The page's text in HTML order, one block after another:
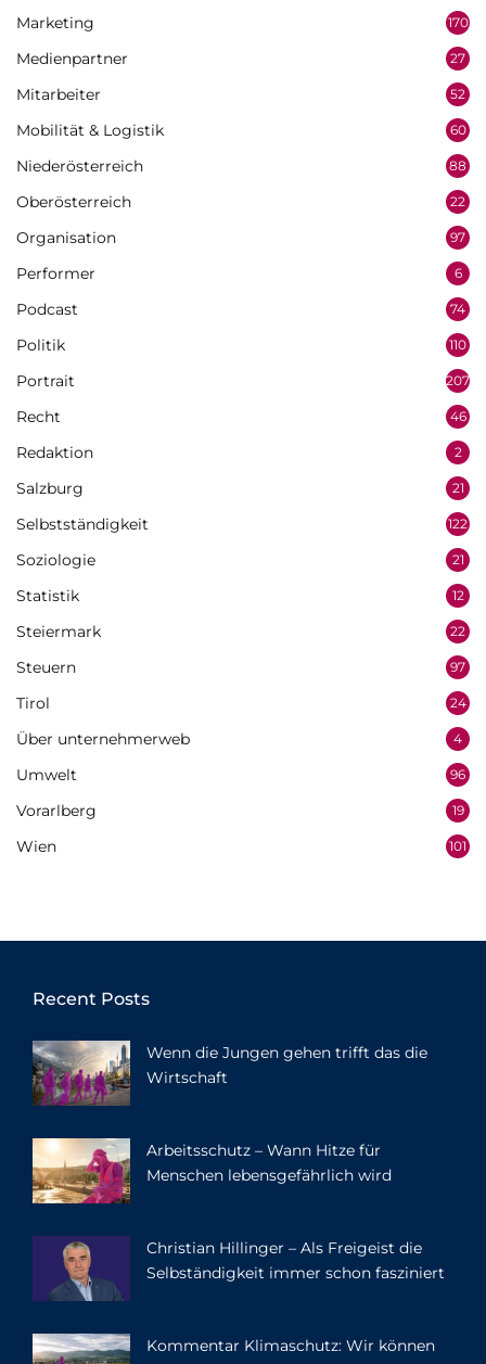
Marketing 170
Medienpartner 27
Mitarbeiter 52
Mobilität & Logistik 60
Niederösterreich 88
Oberösterreich 22
Organisation 97
Performer 6
Podcast 74
Politik 110
Portrait 207
Recht 46
Redaktion 2
Salzburg 21
Selbstständigkeit 122
Soziologie 21
Statistik 12
Steiermark 22
Steuern 97
Tirol 24
Über unternehmerweb 4
Umwelt 96
Vorarlberg 19
Wien 101
Recent Posts
Wenn die Jungen gehen trifft das die
Wirtschaft
Arbeitsschutz – Wann Hitze für
Menschen lebensgefährlich wird
Christian Hillinger – Als Freigeist die
Selbständigkeit immer schon fasziniert
Kommentar Klimaschutz: Wir können